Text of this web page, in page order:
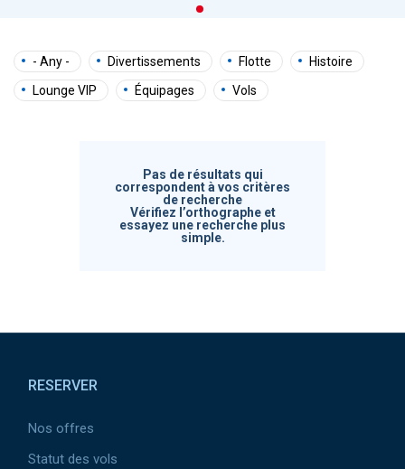
- Any - Divertissements Flotte
Histoire
Lounge VIP
Équipages Vols
Pas de résultats qui
correspondent à vos critères
de recherche
Vérifiez l’orthographe et
essayez une recherche plus
simple.
RESERVER
Nos offres
Statut des vols